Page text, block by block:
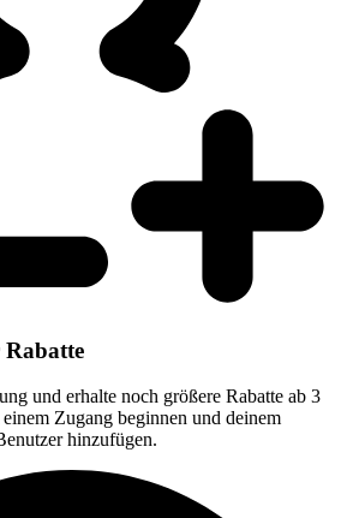
und erhalte noch größere Rabatte ab 3
Zugang beginnen und deinem
hinzufügen.